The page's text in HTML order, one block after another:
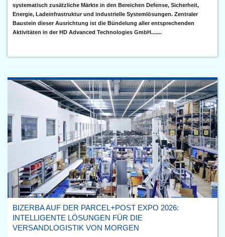
systematisch zusätzliche Märkte in den Bereichen Defense, Sicherheit,
Energie, Ladeinfrastruktur und industrielle Systemlösungen. Zentraler
Baustein dieser Ausrichtung ist die Bündelung aller entsprechenden
Aktivitäten in der HD Advanced Technologies GmbH.......
BIZERBA AUF DER PARCEL+POST EXPO 2026:
INTELLIGENTE LÖSUNGEN FÜR DIE
VERSANDLOGISTIK VON MORGEN